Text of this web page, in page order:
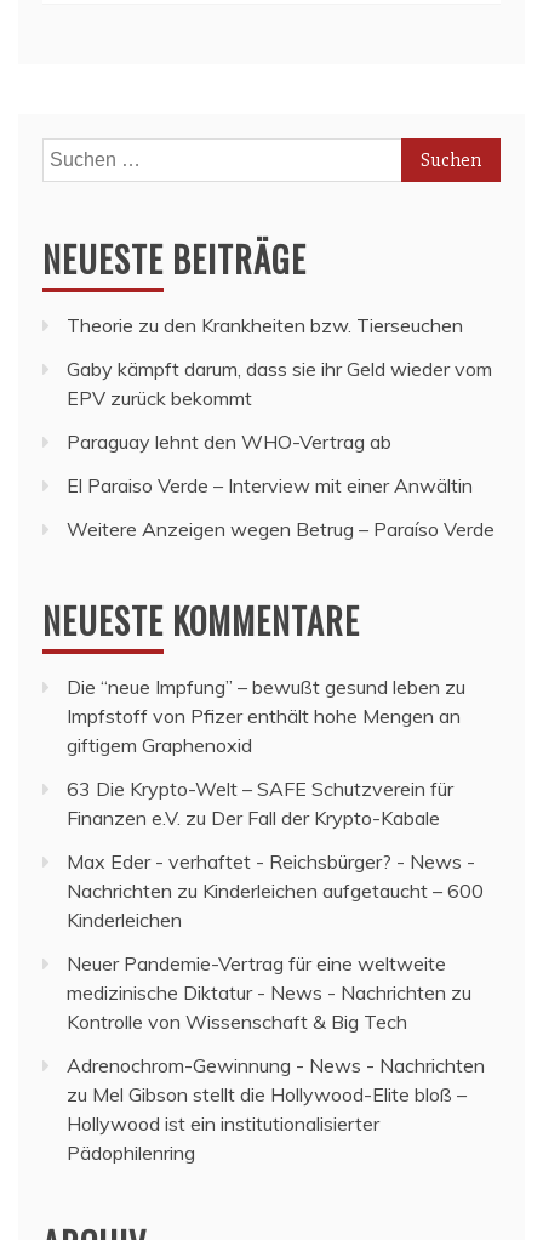
Suchen
nach:
NEUESTE BEITRÄGE
Theorie zu den Krankheiten bzw. Tierseuchen
Gaby kämpft darum, dass sie ihr Geld wieder vom
EPV zurück bekommt
Paraguay lehnt den WHO-Vertrag ab
El Paraiso Verde – Interview mit einer Anwältin
Weitere Anzeigen wegen Betrug – Paraíso Verde
NEUESTE KOMMENTARE
Die “neue Impfung” – bewußt gesund leben zu
Impfstoff von Pfizer enthält hohe Mengen an
giftigem Graphenoxid
63 Die Krypto-Welt – SAFE Schutzverein für
Finanzen e.V. zu Der Fall der Krypto-Kabale
Max Eder - verhaftet - Reichsbürger? - News -
Nachrichten zu Kinderleichen aufgetaucht – 600
Kinderleichen
Neuer Pandemie-Vertrag für eine weltweite
medizinische Diktatur - News - Nachrichten zu
Kontrolle von Wissenschaft & Big Tech
Adrenochrom-Gewinnung - News - Nachrichten
zu Mel Gibson stellt die Hollywood-Elite bloß –
Hollywood ist ein institutionalisierter
Pädophilenring